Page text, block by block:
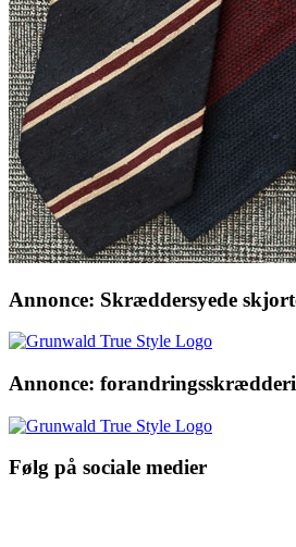
Annonce: Skræddersyede
Annonce:
Følg på sociale medier